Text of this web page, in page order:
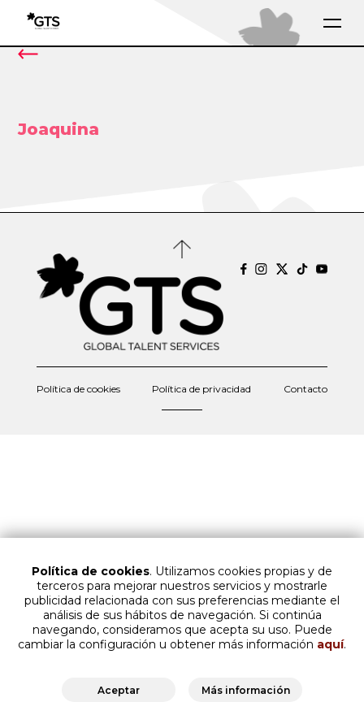
Joaquina
Política de cookies Política de privacidad Contacto
Política de cookies. Utilizamos cookies propias y de
terceros para mejorar nuestros servicios y mostrarle
publicidad relacionada con sus preferencias mediante el
análisis de sus hábitos de navegación. Si continúa
navegando, consideramos que acepta su uso. Puede
cambiar la configuración u obtener más información aquí.
Aceptar Más información